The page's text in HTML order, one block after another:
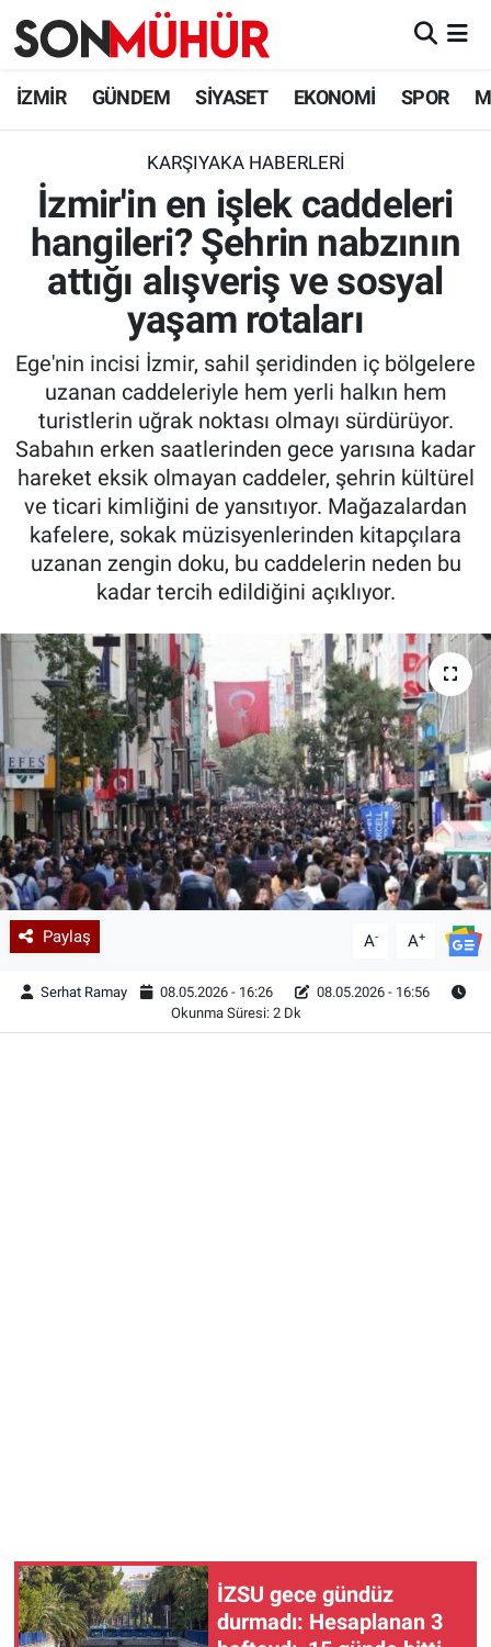
İZMİR GÜNDEM SİYASET EKONOMİ SPOR
KARŞIYAKA HABERLERI
İzmir'in en işlek caddeleri
hangileri? Şehrin nabzının
attığı alışveriş ve sosyal
yaşam rotaları
Ege'nin incisi İzmir, sahil şeridinden iç bölgelere
uzanan caddeleriyle hem yerli halkın hem
turistlerin uğrak noktası olmayı sürdürüyor.
Sabahın erken saatlerinden gece yarısına kadar
hareket eksik olmayan caddeler, şehrin kültürel
ve ticari kimliğini de yansıtıyor. Mağazalardan
kafelere, sokak müzisyenlerinden kitapçılara
uzanan zengin doku, bu caddelerin neden bu
kadar tercih edildiğini açıklıyor.
Paylaş A- A+
Serhat Ramay 08.05.2026 - 16:26
08.05.2026 - 16:56
Okunma Süresi: 2 Dk
İZSU gece gündüz
durmadı: Hesaplanan 3
İzmir Nöbetçi Eczaneler
İzmir Namaz Vakitleri
İzmir Trafik Yoğunluk Haritası
Süper Lig Puan Durumu ve Fikstür
Tüm Manşetler
Son Dakika Haberleri
Haber Arşivi